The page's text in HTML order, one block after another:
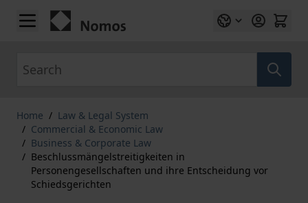
Skip to Content
Home / Law & Legal System
/ Commercial & Economic Law
/ Business & Corporate Law
/ Beschlussmängelstreitigkeiten in
Personengesellschaften und ihre Entscheidung vor
Schiedsgerichten